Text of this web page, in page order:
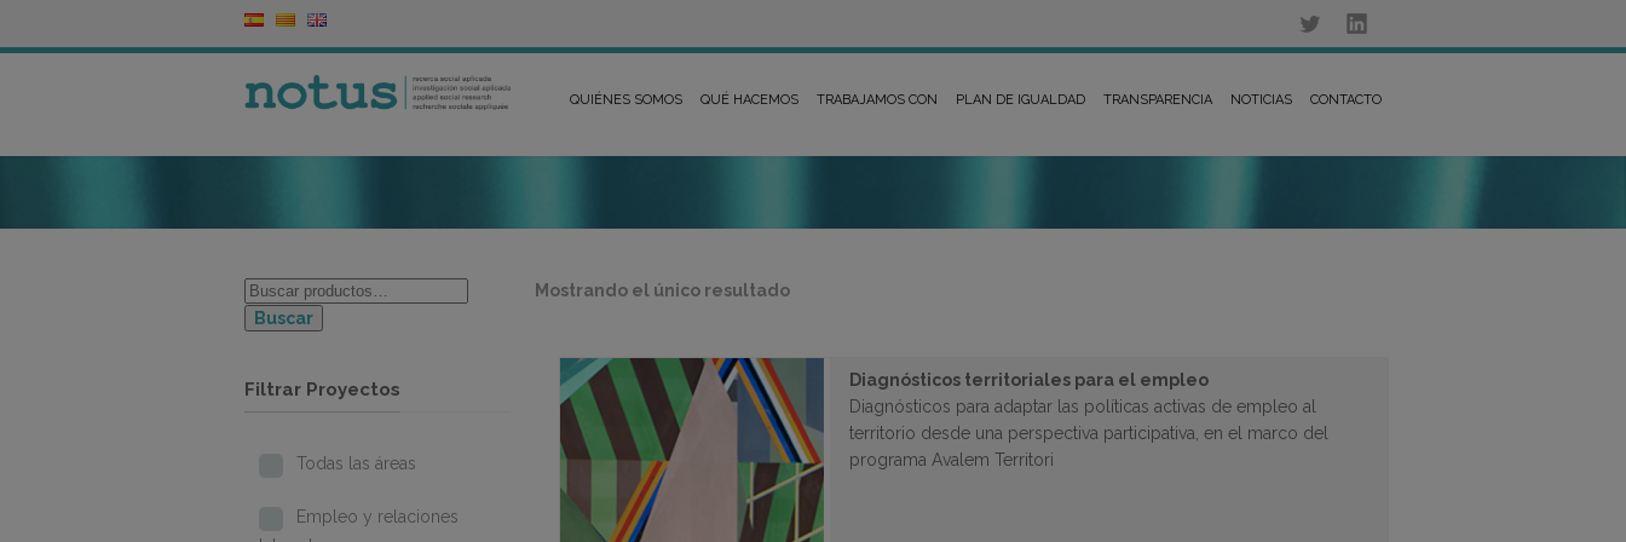
QUIÉNES SOMOS QUÉ HACEMOS TRABAJAMOS CON PLAN DE IGUALDAD TRANSPARENCIA NOTICIAS CONTACTO
Mostrando el único resultado
Diagnósticos territoriales para el empleo
Diagnósticos para adaptar las políticas activas de empleo al
territorio desde una perspectiva participativa, en el marco del
programa Avalem Territori
Buscar
Filtrar Proyectos
Todas las áreas
Empleo y relaciones